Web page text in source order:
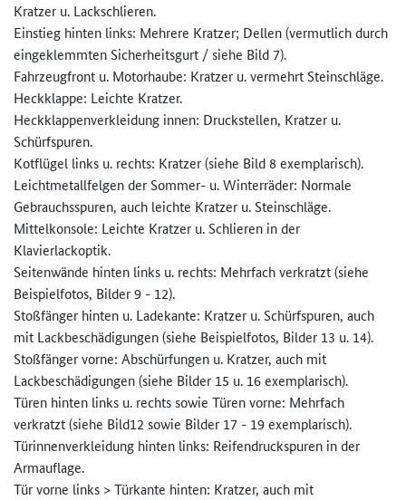
Kratzer u. Lackschlieren.
Einstieg hinten links: Mehrere Kratzer; Dellen (vermutlich durch
eingeklemmten Sicherheitsgurt / siehe Bild 7).
Fahrzeugfront u. Motorhaube: Kratzer u. vermehrt Steinschläge.
Heckklappe: Leichte Kratzer.
Heckklappenverkleidung innen: Druckstellen, Kratzer u.
Schürfspuren.
Kotflügel links u. rechts: Kratzer (siehe Bild 8 exemplarisch).
Leichtmetallfelgen der Sommer- u. Winterräder: Normale
Gebrauchsspuren, auch leichte Kratzer u. Steinschläge.
Mittelkonsole: Leichte Kratzer u. Schlieren in der
Klavierlackoptik.
Seitenwände hinten links u. rechts: Mehrfach verkratzt (siehe
Beispielfotos, Bilder 9 - 12).
Stoßfänger hinten u. Ladekante: Kratzer u. Schürfspuren, auch
mit Lackbeschädigungen (siehe Beispielfotos, Bilder 13 u. 14).
Stoßfänger vorne: Abschürfungen u. Kratzer, auch mit
Lackbeschädigungen (siehe Bilder 15 u. 16 exemplarisch).
Türen hinten links u. rechts sowie Türen vorne: Mehrfach
verkratzt (siehe Bild12 sowie Bilder 17 - 19 exemplarisch).
Türinnenverkleidung hinten links: Reifendruckspuren in der
Armauflage.
Tür vorne links > Türkante hinten: Kratzer, auch mit